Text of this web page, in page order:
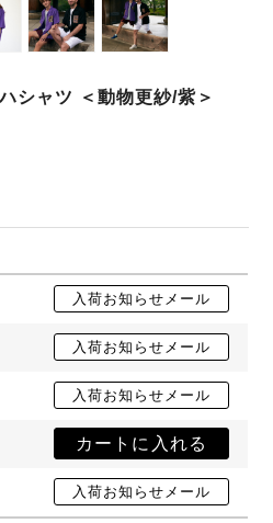
シャツ ＜動物更紗/紫＞